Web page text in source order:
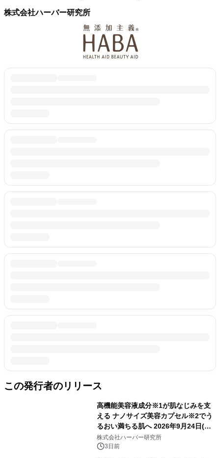
株式会社ハーバー研究所
この発行者のリリース
高機能美容液成分※1が肌なじみを支
える ナノサイズ美容カプセル※2でう
るおい満ちる肌へ 2026年9月24日(木)
よりリニューアル新発売 『ディープモ
イストセラム』
株式会社ハーバー研究所
3日前